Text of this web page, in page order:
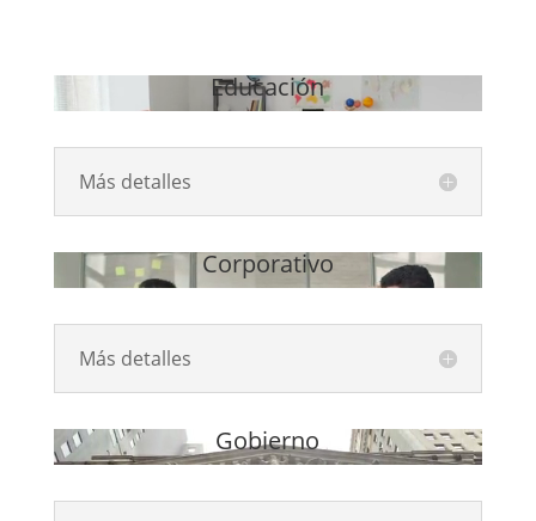
Reproductor
de
vídeo
Educación
Más detalles
Reproductor
de
vídeo
Corporativo
Más detalles
Reproductor
de
vídeo
Gobierno